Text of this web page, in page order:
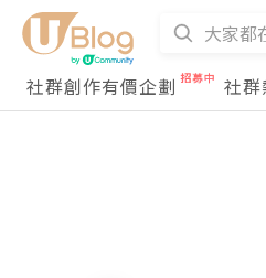
社群創作有價企劃
社